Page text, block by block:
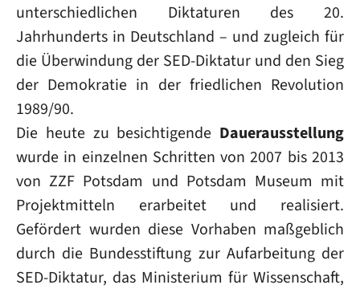
unterschiedlichen Diktaturen des 20.
Jahrhunderts in Deutschland – und zugleich für
die Überwindung der SED-Diktatur und den Sieg
der Demokratie in der friedlichen Revolution
1989/90.
Die heute zu besichtigende Dauerausstellung
wurde in einzelnen Schritten von 2007 bis 2013
von ZZF Potsdam und Potsdam Museum mit
Projektmitteln erarbeitet und realisiert.
Gefördert wurden diese Vorhaben maßgeblich
durch die Bundesstiftung zur Aufarbeitung der
SED-Diktatur, das Ministerium für Wissenschaft,